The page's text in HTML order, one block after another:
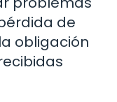
de
obligación